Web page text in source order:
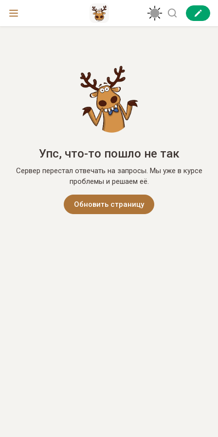
Упс, что-то пошло не так
Сервер перестал отвечать на запросы. Мы уже в курсе
проблемы и решаем её.
Обновить страницу